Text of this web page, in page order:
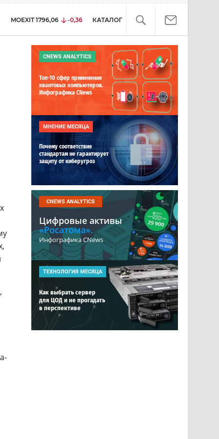
MOEXIT 1796,06 -0,36 КАТАЛОГ
CNEWS ANALYTICS
Топ-10 сфер применения
квантовых компьютеров.
Инфографика CNews
МНЕНИЕ МЕСЯЦА
Почему соответствие
стандартам не гарантирует
защиту от киберугроз
CNEWS ANALYTICS
Цифровые активы
«Росатома».
Инфографика CNews
ТЕХНОЛОГИЯ МЕСЯЦА
Как выбрать сервер
для ЦОД и не прогадать
в перспективе